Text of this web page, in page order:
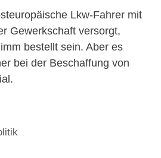
Lkw-Fahrer mit
Gewerkschaft versorgt,
bestellt sein. Aber es
bei der Beschaffung von